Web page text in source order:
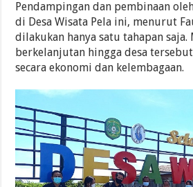
Pendampingan dan pembinaan
di Desa Wisata Pela ini, menurut
dilakukan hanya satu tahapan saja.
berkelanjutan hingga desa
secara ekonomi dan kelembagaan.